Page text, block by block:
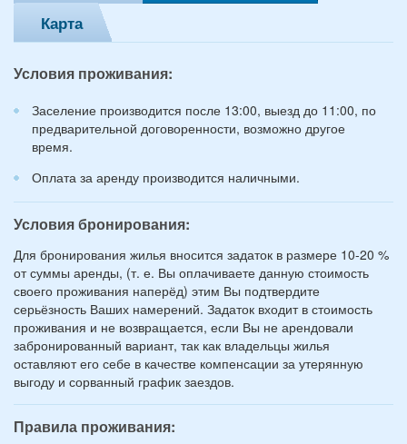
(возраст
и
лет):
Карта
Условия проживания:
Заселение производится после 13:00, выезд до 11:00, по
предварительной договоренности, возможно другое
время.
Оплата за аренду производится наличными.
Условия бронирования:
Для бронирования жилья вносится задаток в размере 10-20 %
от суммы аренды, (т. е. Вы оплачиваете данную стоимость
своего проживания наперёд) этим Вы подтвердите
серьёзность Ваших намерений. Задаток входит в стоимость
проживания и не возвращается, если Вы не арендовали
забронированный вариант, так как владельцы жилья
оставляют его себе в качестве компенсации за утерянную
выгоду и сорванный график заездов.
Правила проживания: